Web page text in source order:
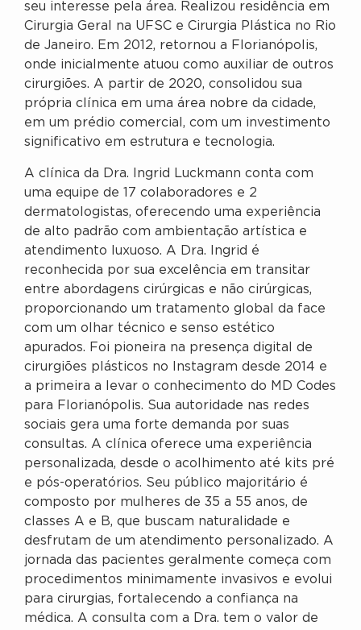
seu interesse pela área. Realizou residência em
Cirurgia Geral na UFSC e Cirurgia Plástica no Rio
de Janeiro. Em 2012, retornou a Florianópolis,
onde inicialmente atuou como auxiliar de outros
cirurgiões. A partir de 2020, consolidou sua
própria clínica em uma área nobre da cidade,
em um prédio comercial, com um investimento
significativo em estrutura e tecnologia.
A clínica da Dra. Ingrid Luckmann conta com
uma equipe de 17 colaboradores e 2
dermatologistas, oferecendo uma experiência
de alto padrão com ambientação artística e
atendimento luxuoso. A Dra. Ingrid é
reconhecida por sua excelência em transitar
entre abordagens cirúrgicas e não cirúrgicas,
proporcionando um tratamento global da face
com um olhar técnico e senso estético
apurados. Foi pioneira na presença digital de
cirurgiões plásticos no Instagram desde 2014 e
a primeira a levar o conhecimento do MD Codes
para Florianópolis. Sua autoridade nas redes
sociais gera uma forte demanda por suas
consultas. A clínica oferece uma experiência
personalizada, desde o acolhimento até kits pré
e pós-operatórios. Seu público majoritário é
composto por mulheres de 35 a 55 anos, de
classes A e B, que buscam naturalidade e
desfrutam de um atendimento personalizado. A
jornada das pacientes geralmente começa com
procedimentos minimamente invasivos e evolui
para cirurgias, fortalecendo a confiança na
médica. A consulta com a Dra. tem o valor de